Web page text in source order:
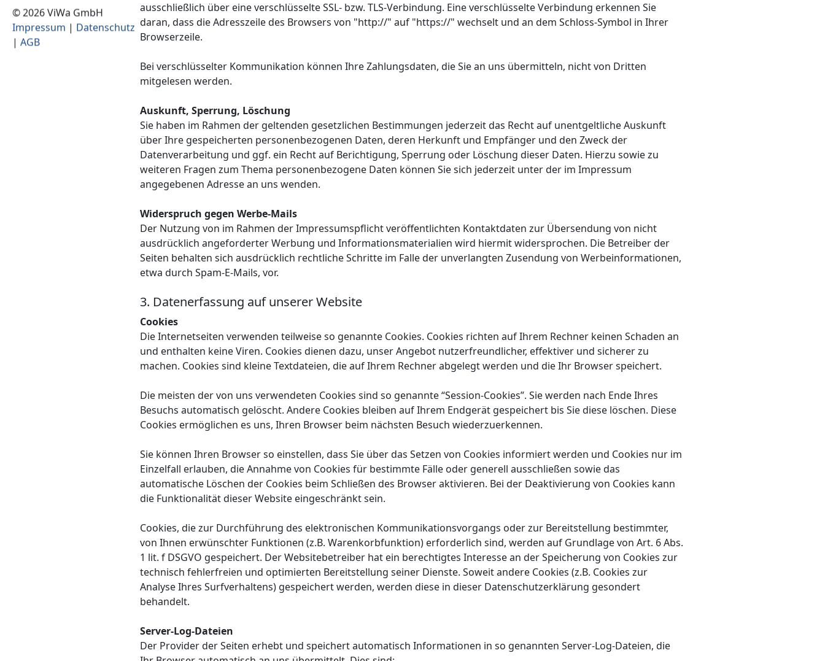
© 2026 ViWa GmbH
Impressum | Datenschutz
| AGB
ausschließlich über eine verschlüsselte SSL- bzw. TLS-Verbindung. Eine verschlüsselte Verbindung erkennen Sie
daran, dass die Adresszeile des Browsers von "http://" auf "https://" wechselt und an dem Schloss-Symbol in Ihrer
Browserzeile.
Bei verschlüsselter Kommunikation können Ihre Zahlungsdaten, die Sie an uns übermitteln, nicht von Dritten
mitgelesen werden.
Auskunft, Sperrung, Löschung
Sie haben im Rahmen der geltenden gesetzlichen Bestimmungen jederzeit das Recht auf unentgeltliche Auskunft
über Ihre gespeicherten personenbezogenen Daten, deren Herkunft und Empfänger und den Zweck der
Datenverarbeitung und ggf. ein Recht auf Berichtigung, Sperrung oder Löschung dieser Daten. Hierzu sowie zu
weiteren Fragen zum Thema personenbezogene Daten können Sie sich jederzeit unter der im Impressum
angegebenen Adresse an uns wenden.
Widerspruch gegen Werbe-Mails
Der Nutzung von im Rahmen der Impressumspflicht veröffentlichten Kontaktdaten zur Übersendung von nicht
ausdrücklich angeforderter Werbung und Informationsmaterialien wird hiermit widersprochen. Die Betreiber der
Seiten behalten sich ausdrücklich rechtliche Schritte im Falle der unverlangten Zusendung von Werbeinformationen,
etwa durch Spam-E-Mails, vor.
3. Datenerfassung auf unserer Website
Cookies
Die Internetseiten verwenden teilweise so genannte Cookies. Cookies richten auf Ihrem Rechner keinen Schaden an
und enthalten keine Viren. Cookies dienen dazu, unser Angebot nutzerfreundlicher, effektiver und sicherer zu
machen. Cookies sind kleine Textdateien, die auf Ihrem Rechner abgelegt werden und die Ihr Browser speichert.
Die meisten der von uns verwendeten Cookies sind so genannte “Session-Cookies”. Sie werden nach Ende Ihres
Besuchs automatisch gelöscht. Andere Cookies bleiben auf Ihrem Endgerät gespeichert bis Sie diese löschen. Diese
Cookies ermöglichen es uns, Ihren Browser beim nächsten Besuch wiederzuerkennen.
Sie können Ihren Browser so einstellen, dass Sie über das Setzen von Cookies informiert werden und Cookies nur im
Einzelfall erlauben, die Annahme von Cookies für bestimmte Fälle oder generell ausschließen sowie das
automatische Löschen der Cookies beim Schließen des Browser aktivieren. Bei der Deaktivierung von Cookies kann
die Funktionalität dieser Website eingeschränkt sein.
Cookies, die zur Durchführung des elektronischen Kommunikationsvorgangs oder zur Bereitstellung bestimmter,
von Ihnen erwünschter Funktionen (z.B. Warenkorbfunktion) erforderlich sind, werden auf Grundlage von Art. 6 Abs.
1 lit. f DSGVO gespeichert. Der Websitebetreiber hat ein berechtigtes Interesse an der Speicherung von Cookies zur
technisch fehlerfreien und optimierten Bereitstellung seiner Dienste. Soweit andere Cookies (z.B. Cookies zur
Analyse Ihres Surfverhaltens) gespeichert werden, werden diese in dieser Datenschutzerklärung gesondert
behandelt.
Server-Log-Dateien
Der Provider der Seiten erhebt und speichert automatisch Informationen in so genannten Server-Log-Dateien, die